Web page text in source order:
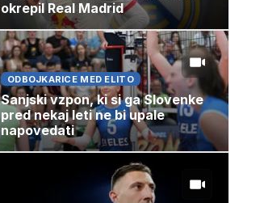
okrepil Real Madrid
ODBOJKARICE MED ELITO
Sanjski vzpon, ki si ga Slovenke
pred nekaj leti ne bi upale
napovedati